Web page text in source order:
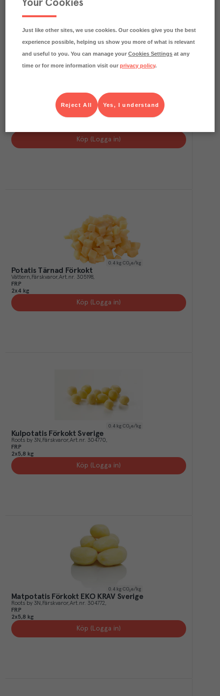
Kulpotatis Förkokt
Art.nr.
735403
Köp (Logga in)
0.4 kg CO₂e/kg
Potatis Tärnad Förkokt
Vättern Färskvaror Art.nr. 305198
FRP
2x4 kg
Köp (Logga in)
0.4 kg CO₂e/kg
Kulpotatis Förkokt Sverige
Roots by 3N Färskvaror Art.nr. 304770
FRP
2x5,8 kg
Köp (Logga in)
0.4 kg CO₂e/kg
Matpotatis Förkokt EKO KRAV Sverige
Roots by 3N Färskvaror Art.nr. 304772
FRP
2x5,8 kg
Köp (Logga in)
Your Cookies
Just like other sites, we use cookies. Our cookies give you the best
experience possible, helping us show you more of what is relevant
and useful to you. You can manage yourCookies Settings at any
time or for more information visit ourprivacy policy.
Yes, I understand
Reject All